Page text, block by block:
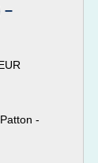
–
-